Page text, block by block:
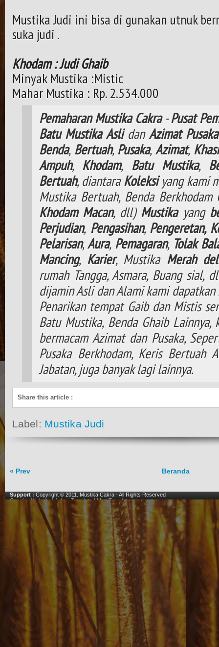
Mustika Judi ini bisa di gunakan utnuk
suka judi .
Khodam : Judi Ghaib
Minyak Mustika :Mistic
Mahar Mustika : Rp. 2.534.000
Pemaharan Mustika Cakra-Pusat
Batu Mustika AslidanAzimat Pusaka
Benda, Bertuah,Pusaka,Azimat,
Ampuh, Khodam, Batu Mustika,
Bertuah, diantaraKoleksiyang kami
Mustika Bertuah, Benda
Khodam Macan, dll) Mustikayang
Perjudian, Pengasihan, Pengeretan,
Pelarisan,Aura, Pemagaran, Tolak
Mancing, Karier, Mustika Merah
rumah Tangga, Asmara, Buang sial,
dijamin Asli dan Alami kami
Penarikan tempat Gaib dan Mistis
Batu Mustika, Benda Ghaib
bermacam Azimat dan Pusaka,
Pusaka Berkhodam, Keris Bertuah
Jabatan, juga banyak lagi lainnya.
Share this article :
Label: Mustika Judi
« Prev Beranda
Support : Copyright © 2011. Mustika Cakra - All Rights Reserved
Creating Website|Johny Template|Mas Template